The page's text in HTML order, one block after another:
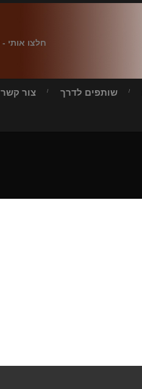
חלצו אותי - 1-700-505-123
שותפים לדרך צור קשר